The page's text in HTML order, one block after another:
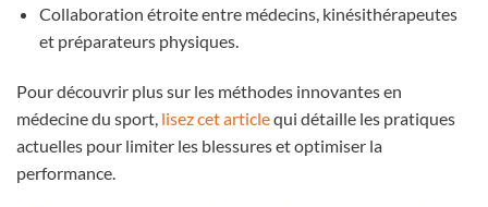
Collaboration étroite entre médecins, kinésithérapeutes
et préparateurs physiques.
Pour découvrir plus sur les méthodes innovantes en
médecine du sport, lisez cet articlequi détaille les pratiques
actuelles pour limiter les blessures et optimiser la
performance.